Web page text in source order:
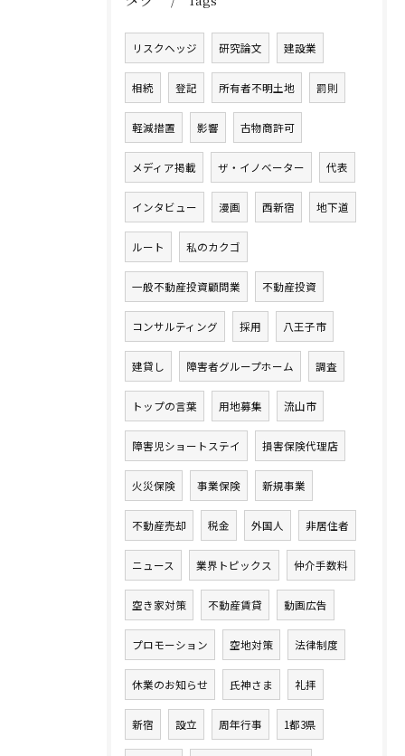
リスクヘッジ 研究論文 建設業
相続 登記 所有者不明土地 罰則
軽減措置 影響 古物商許可
メディア掲載 ザ・イノベーター 代表
インタビュー 漫画 西新宿 地下道
ルート 私のカクゴ
一般不動産投資顧問業 不動産投資
コンサルティング 採用 八王子市
建貸し 障害者グループホーム 調査
トップの言葉 用地募集 流山市
障害児ショートステイ 損害保険代理店
火災保険 事業保険 新規事業
不動産売却 税金 外国人 非居住者
ニュース 業界トピックス 仲介手数料
空き家対策 不動産賃貸 動画広告
プロモーション 空地対策 法律制度
休業のお知らせ 氏神さま 礼拝
新宿 設立 周年行事 1都3県